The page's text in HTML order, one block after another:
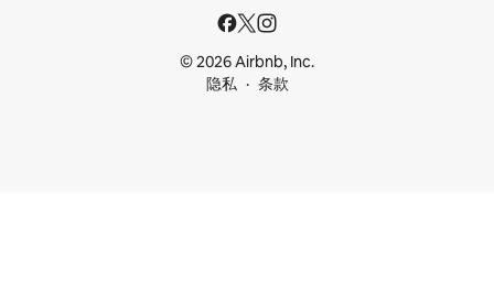
© 2026 Airbnb, Inc.
隐私
条款